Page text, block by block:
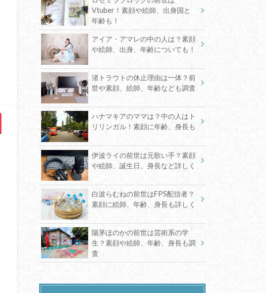
最近の投稿
五木左京の中の人は営業マン？素
顔や絵師、身長、年齢などに迫る
クロードクローマークの前世は？
素顔に絵師、年齢、身長など調査
エリーラペンドラの中の人は？素